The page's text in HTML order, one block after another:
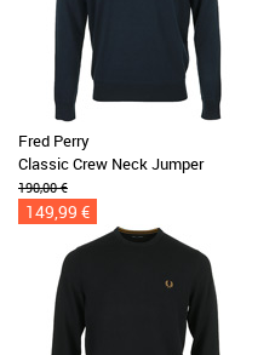
Fred Perry
Classic Crew Neck Jumper
190,00 €
149,99 €